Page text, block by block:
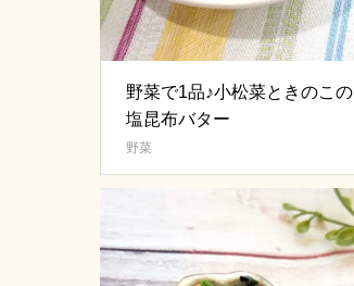
野菜で1品♪小松菜ときのこの
塩昆布バター
野菜